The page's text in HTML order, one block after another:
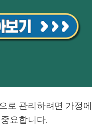
로 관리하려면 가정에
요합니다.